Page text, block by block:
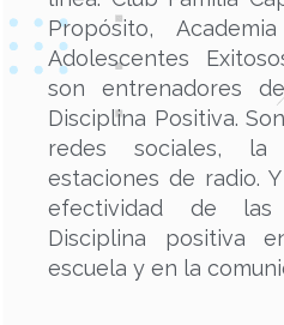
Propósito,
Adolescentes
son entrenadores
Disciplina Positiva.
redes sociales,
estaciones de radio.
efectividad de las
Disciplina positiva
escuela y en la